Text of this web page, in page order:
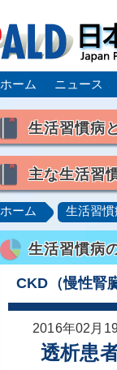
ホーム ニュース
生活習慣病
喫煙
食生
主な生活習
高血圧 脂
肥満症／メタボ
脂肪肝／
ロコモティブシ
ホーム 生活習
生活習慣病
CKD（慢性腎
2016年02月
透析患